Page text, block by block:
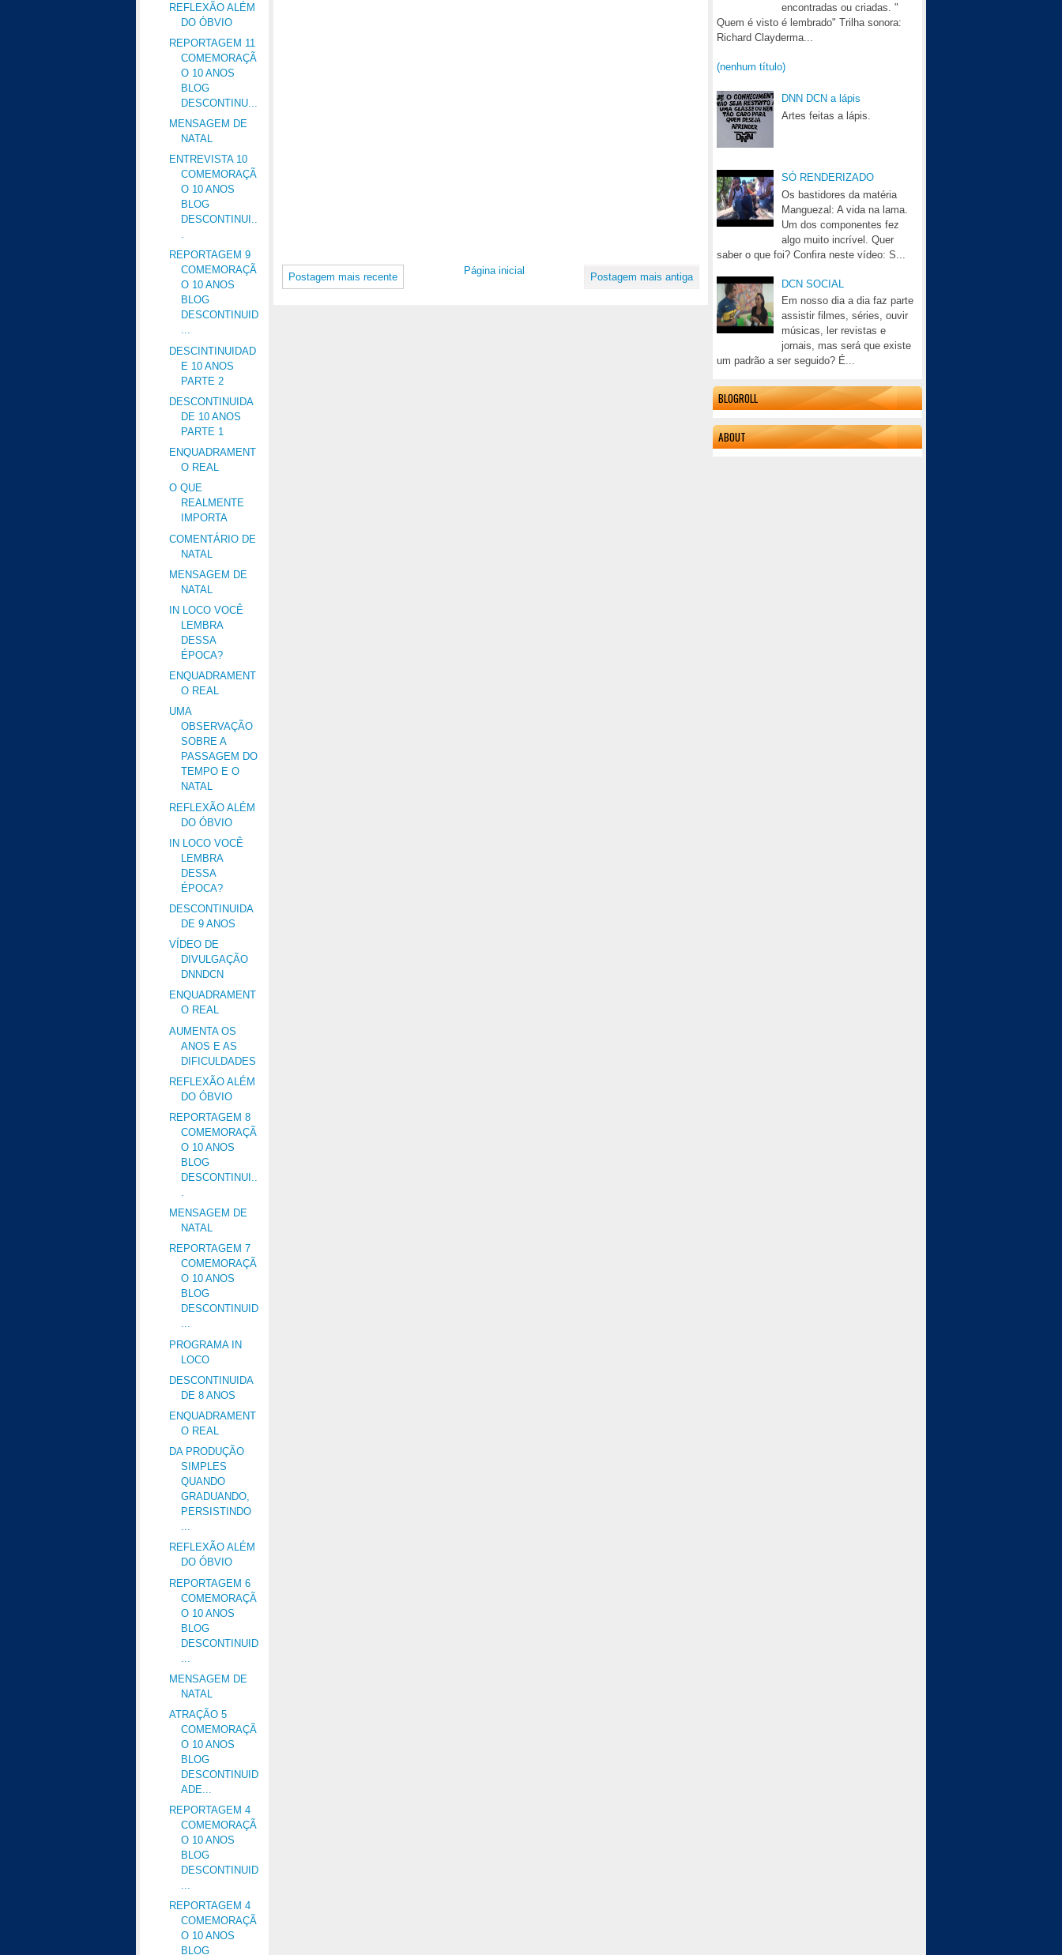
encontradas ou criadas. "
Quem é visto é lembrado" Trilha sonora:
Richard Clayderma...
(nenhum título)
DNN DCN a lápis
Artes feitas a lápis.
SÓ RENDERIZADO
Os bastidores da matéria
Manguezal: A vida na lama.
Um dos componentes fez
algo muito incrível. Quer
saber o que foi? Confira neste vídeo: S...
DCN SOCIAL
Em nosso dia a dia faz parte
assistir filmes, séries, ouvir
músicas, ler revistas e
jornais, mas será que existe
um padrão a ser seguido? É...
BLOGROLL
ABOUT
Postagem mais recente Postagem mais antiga
Página inicial
REFLEXÃO ALÉM
DO ÓBVIO
REPORTAGEM 11
COMEMORAÇÃ
O 10 ANOS
BLOG
DESCONTINU...
MENSAGEM DE
NATAL
ENTREVISTA 10
COMEMORAÇÃ
O 10 ANOS
BLOG
DESCONTINUI..
.
REPORTAGEM 9
COMEMORAÇÃ
O 10 ANOS
BLOG
DESCONTINUID
...
DESCINTINUIDAD
E 10 ANOS
PARTE 2
DESCONTINUIDA
DE 10 ANOS
PARTE 1
ENQUADRAMENT
O REAL
O QUE
REALMENTE
IMPORTA
COMENTÁRIO DE
NATAL
MENSAGEM DE
NATAL
IN LOCO VOCÊ
LEMBRA
DESSA
ÉPOCA?
ENQUADRAMENT
O REAL
UMA
OBSERVAÇÃO
SOBRE A
PASSAGEM DO
TEMPO E O
NATAL
REFLEXÃO ALÉM
DO ÓBVIO
IN LOCO VOCÊ
LEMBRA
DESSA
ÉPOCA?
DESCONTINUIDA
DE 9 ANOS
VÍDEO DE
DIVULGAÇÃO
DNNDCN
ENQUADRAMENT
O REAL
AUMENTA OS
ANOS E AS
DIFICULDADES
REFLEXÃO ALÉM
DO ÓBVIO
REPORTAGEM 8
COMEMORAÇÃ
O 10 ANOS
BLOG
DESCONTINUI..
MENSAGEM DE
NATAL
REPORTAGEM 7
COMEMORAÇÃ
O 10 ANOS
BLOG
DESCONTINUID
...
PROGRAMA IN
LOCO
DESCONTINUIDA
DE 8 ANOS
ENQUADRAMENT
O REAL
DA PRODUÇÃO
SIMPLES
QUANDO
GRADUANDO,
PERSISTINDO
...
REFLEXÃO ALÉM
DO ÓBVIO
REPORTAGEM 6
COMEMORAÇÃ
O 10 ANOS
BLOG
DESCONTINUID
MENSAGEM DE
NATAL
ATRAÇÃO 5
COMEMORAÇÃ
O 10 ANOS
BLOG
DESCONTINUID
ADE...
REPORTAGEM 4
COMEMORAÇÃ
O 10 ANOS
BLOG
DESCONTINUID
...
REPORTAGEM 4
COMEMORAÇÃ
O 10 ANOS
BLOG